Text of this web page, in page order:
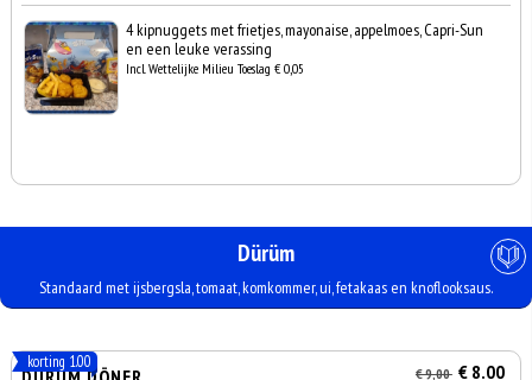
4 kipnuggets met frietjes, mayonaise, appelmoes, Capri-Sun
en een leuke verassing
Incl. Wettelijke Milieu Toeslag € 0,05
Dürüm
Standaard met ijsbergsla, tomaat, komkommer, ui, fetakaas en knoflooksaus.
korting 1.00
€ 9,00 € 8.00